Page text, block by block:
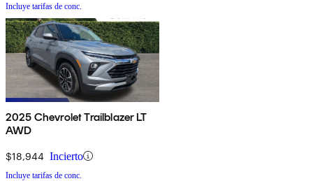
Incluye tarifas de conc.
2025 Chevrolet Trailblazer LT
AWD
$18,944 Incierto
Incluye tarifas de conc.